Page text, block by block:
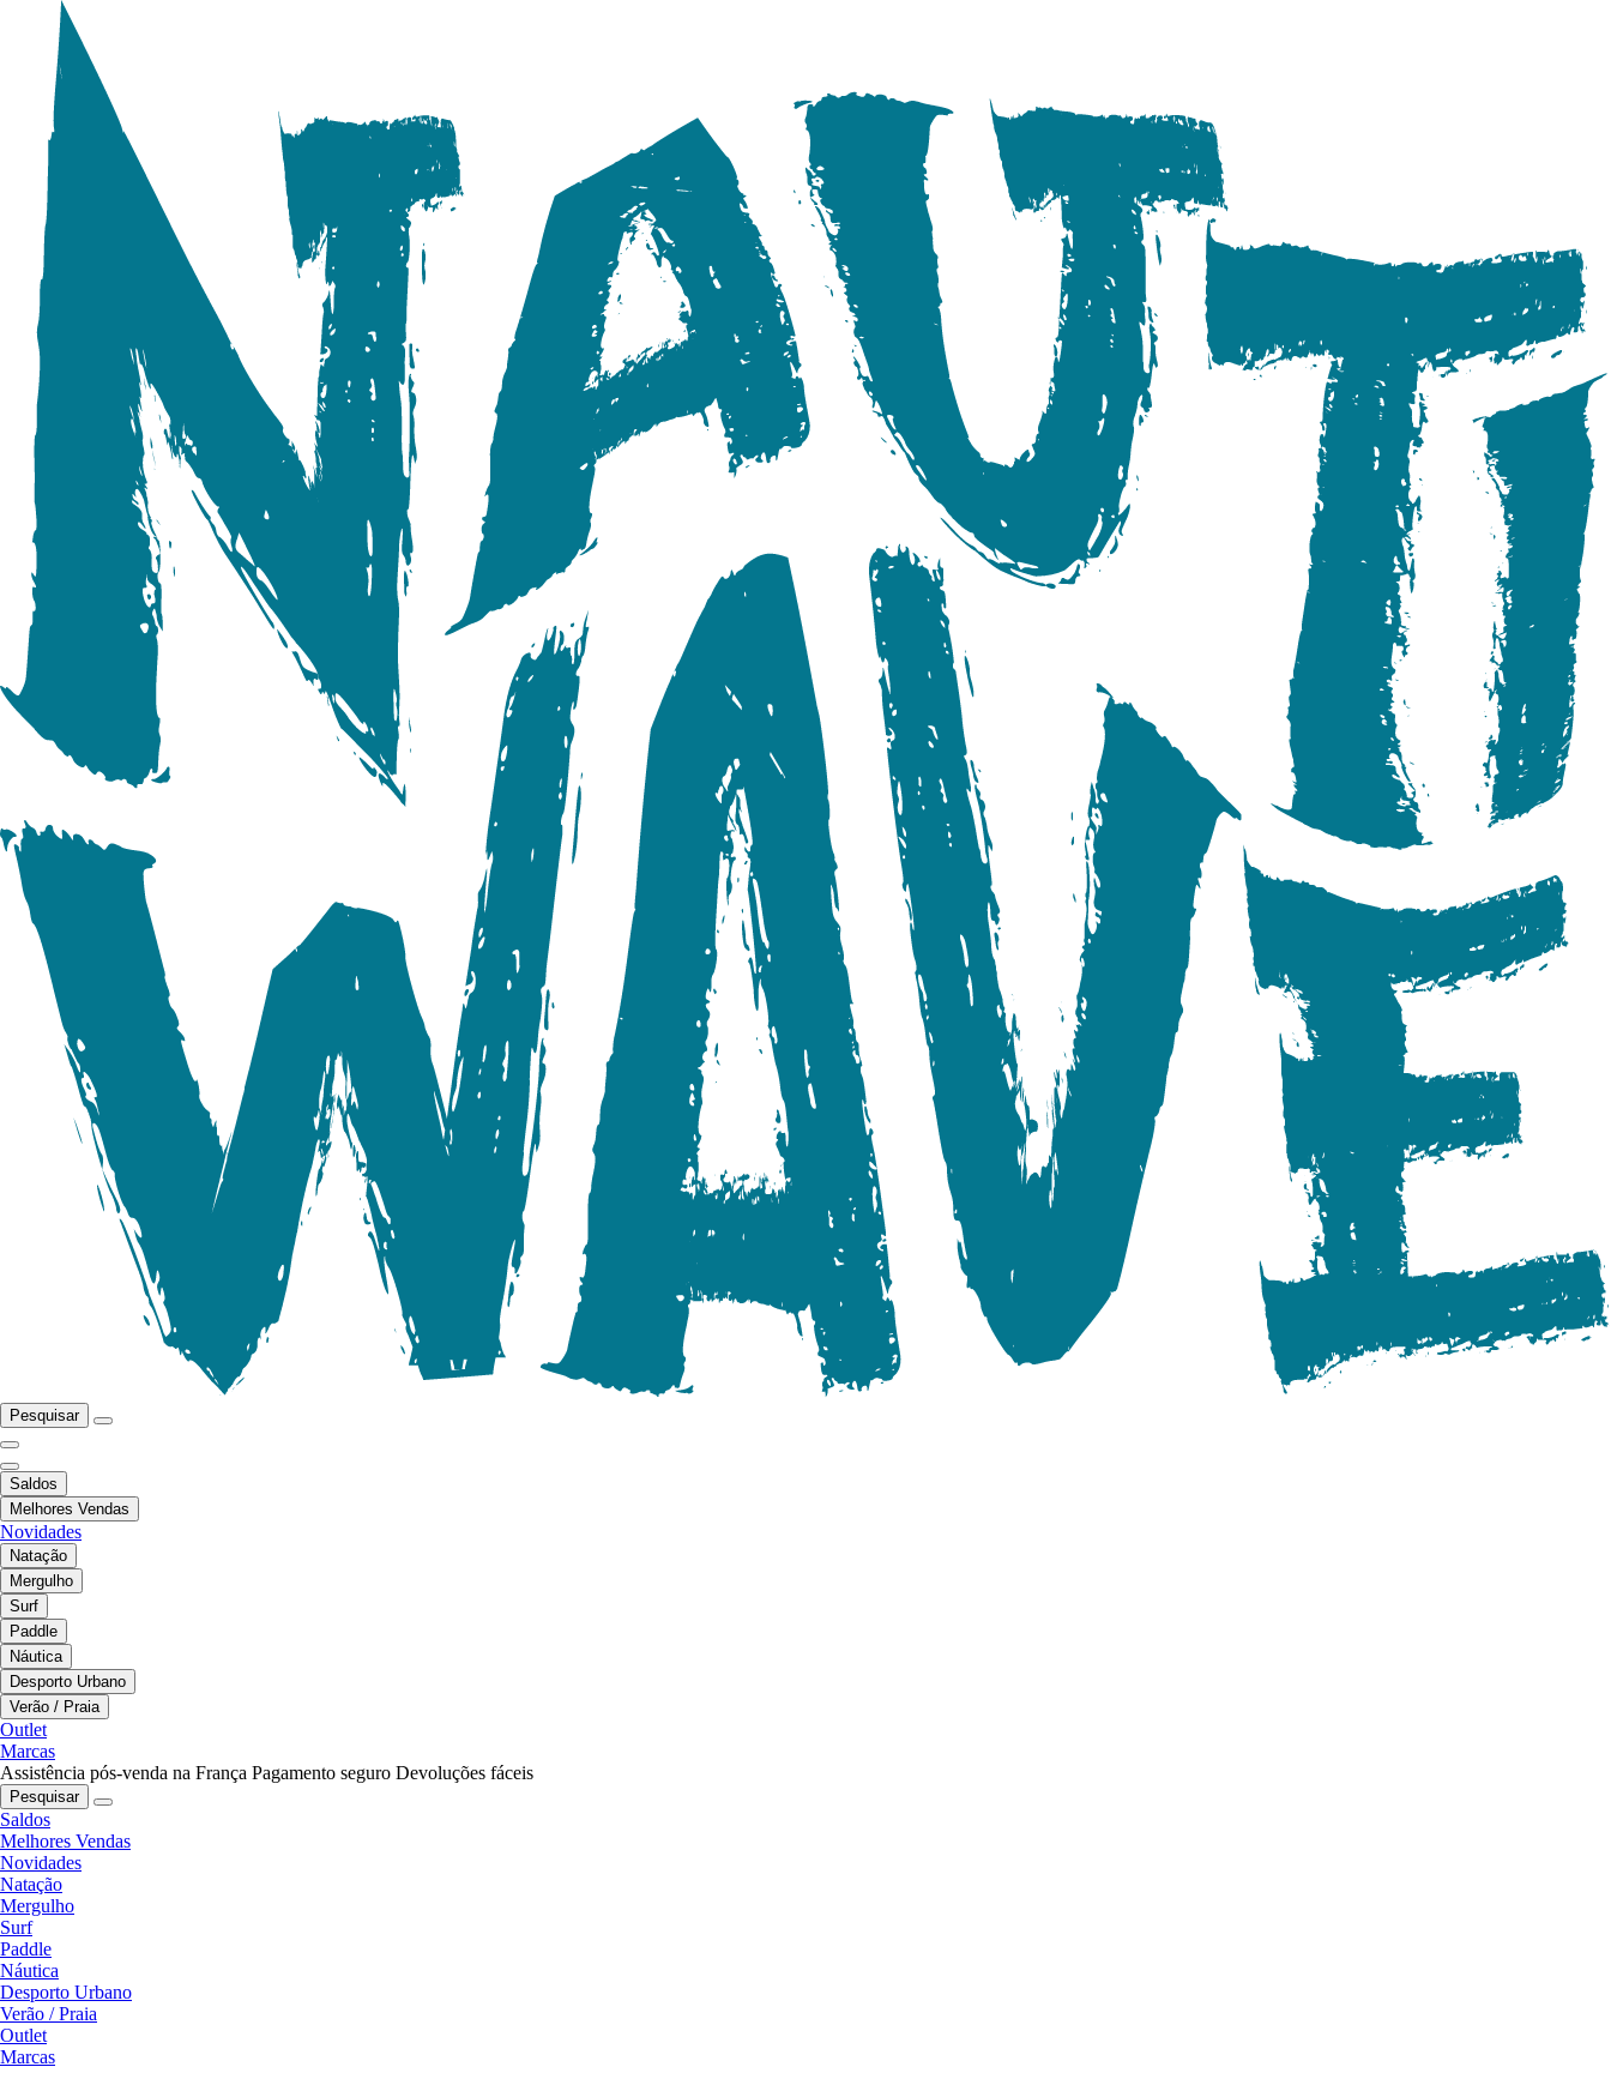
Pesquisar
Saldos
Melhores Vendas
Novidades
Natação
Mergulho
Surf
Paddle
Náutica
Desporto Urbano
Verão / Praia
Outlet
Marcas
Assistência pós-venda na França Pagamento seguro Devoluções fáceis
Pesquisar
Saldos
Melhores Vendas
Novidades
Natação
Mergulho
Surf
Paddle
Náutica
Desporto Urbano
Verão / Praia
Outlet
Marcas